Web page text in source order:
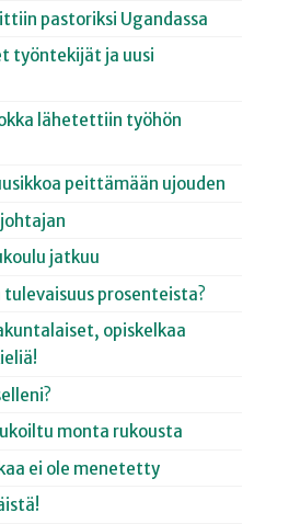
pastoriksi Ugandassa
työntekijät ja uusi
lähetettiin työhön
peittämään ujouden
jatkuu
tulevaisuus prosenteista?
opiskelkaa
monta rukousta
ei ole menetetty